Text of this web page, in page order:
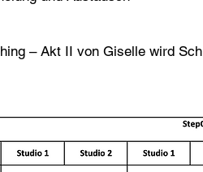
– Akt II von Giselle wird